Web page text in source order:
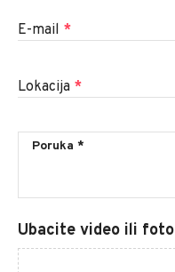
E-mail *
Lokacija *
Ubacite video ili foto